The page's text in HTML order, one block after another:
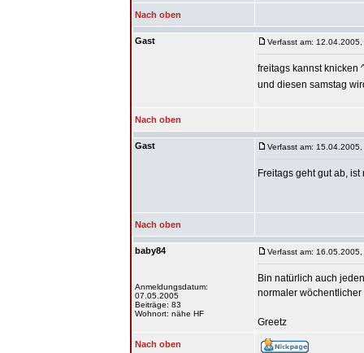
Nach oben
Gast Verfasst am:
freitags kannst knicken
und diesen samstag
Nach oben
Gast Verfasst am:
Freitags geht gut ab,
Nach oben
baby84
Anmeldungsdatum:
07.05.2005
Beiträge: 83
Wohnort: nähe HF
Verfasst am:
Bin natürlich auch
normaler wöchentlicher
Greetz
Nach oben